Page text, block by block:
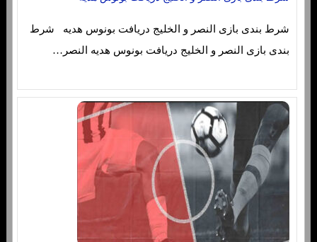
شرط بندی بازی النصر و الخلیج دریافت بونوس هدیه شرط
بندی بازی النصر و الخلیج دریافت بونوس هدیه النصر…